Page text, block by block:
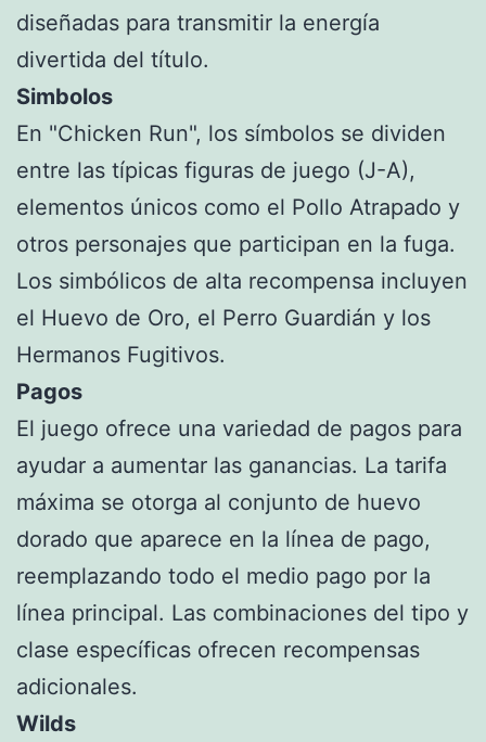
diseñadas para transmitir la energía
divertida del título.
Simbolos
En "Chicken Run", los símbolos se dividen
entre las típicas figuras de juego (J-A),
elementos únicos como el Pollo Atrapado y
otros personajes que participan en la fuga.
Los simbólicos de alta recompensa incluyen
el Huevo de Oro, el Perro Guardián y los
Hermanos Fugitivos.
Pagos
El juego ofrece una variedad de pagos para
ayudar a aumentar las ganancias. La tarifa
máxima se otorga al conjunto de huevo
dorado que aparece en la línea de pago,
reemplazando todo el medio pago por la
línea principal. Las combinaciones del tipo y
clase específicas ofrecen recompensas
adicionales.
Wilds